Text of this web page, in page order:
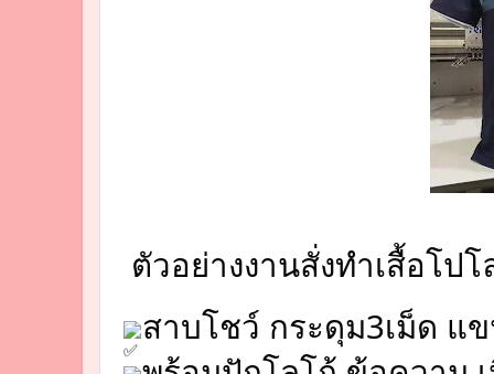
ตัวอย่างงานสั่งทำเสื้อโปโ
สาบโชว์ กระดุม3เม็ด แ